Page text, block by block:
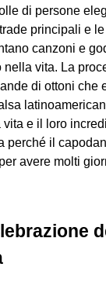
di persone
principali e
canzoni e
nella vita. La
di ottoni che
e il loro
perché il
avere molti